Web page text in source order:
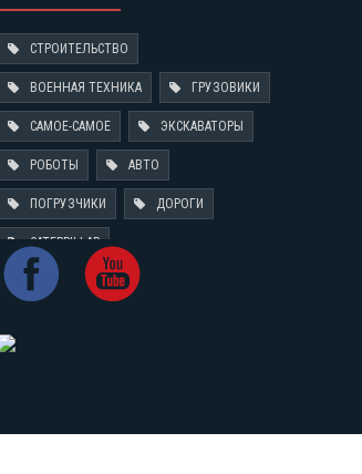
СТРОИТЕЛЬСТВО
ВОЕННАЯ ТЕХНИКА ГРУЗОВИКИ
САМОЕ-САМОЕ ЭКСКАВАТОРЫ
РОБОТЫ АВТО
ПОГРУЗЧИКИ ДОРОГИ
CATERPILLAR